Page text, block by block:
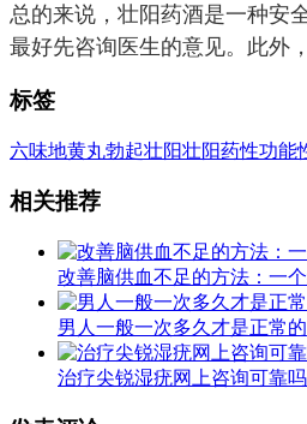
总的来说，壮阳药酒是一种安
最好先咨询医生的意见。此外
标签
六味地黄丸勃起壮阳壮阳药性功能
相关推荐
改善脑供血不足的方法：一
男人一般一次多久才是正常的
治疗尖锐湿疣网上咨询可靠